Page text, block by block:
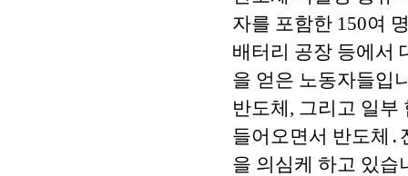
자를 포함한 150여
배터리 공장 등에서
을 얻은 노동자들입
반도체, 그리고 일
들어오면서 반도체
을 의심케 하고 있습